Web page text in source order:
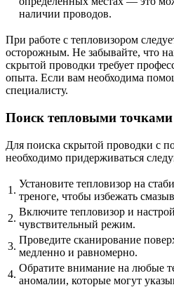
наличии проводов.
При работе с тепловизором
осторожным. Не забывайте, что
скрытой проводки требует
опыта. Если вам необходима
специалисту.
Поиск тепловыми точками
Для поиска скрытой проводки с
необходимо придерживаться
1.
Установите тепловизор на
треноге, чтобы избежать
2.
Включите тепловизор и
чувствительный режим.
3.
Проведите сканирование
медленно и равномерно.
4.
Обратите внимание на любые
аномалии, которые могут